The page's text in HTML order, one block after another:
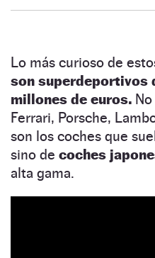
Lo más curioso de
son superdeportivos
millones de euros.
Ferrari, Porsche,
son los coches que
sino de coches
alta gama.